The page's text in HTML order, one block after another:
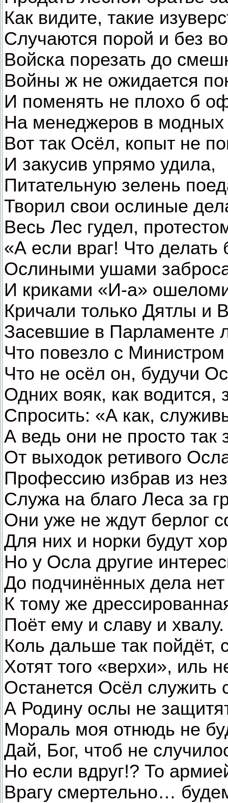
Как видите, такие
Случаются порой и без
Войска порезать до
Войны ж не ожидается
И поменять не плохо б
На менеджеров в модных
Вот так Осёл, копыт не
И закусив упрямо удила,
Питательную зелень
Творил свои ослиные
Весь Лес гудел,
«А если враг! Что
Ослиными ушами
И криками «И-а»
Кричали только Дятлы и
Засевшие в Парламенте
Что повезло с
Что не осёл он, будучи
Одних вояк, как водится,
Спросить: «А как,
А ведь они не просто так
От выходок ретивого
Профессию избрав из
Служа на благо Леса за
Они уже не ждут берлог
Для них и норки будут
Но у Осла другие
До подчинённых дела
К тому же
Поёт ему и славу и хвалу.
Коль дальше так пойдёт,
Хотят того «верхи», иль
Останется Осёл служить
А Родину ослы не
Мораль моя отнюдь не
Дай, Бог, чтоб не
Но если вдруг!? То
Врагу смертельно…